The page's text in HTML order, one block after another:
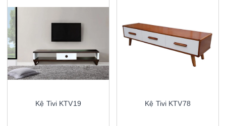
Kệ Tivi KTV19 Kệ Tivi KTV78